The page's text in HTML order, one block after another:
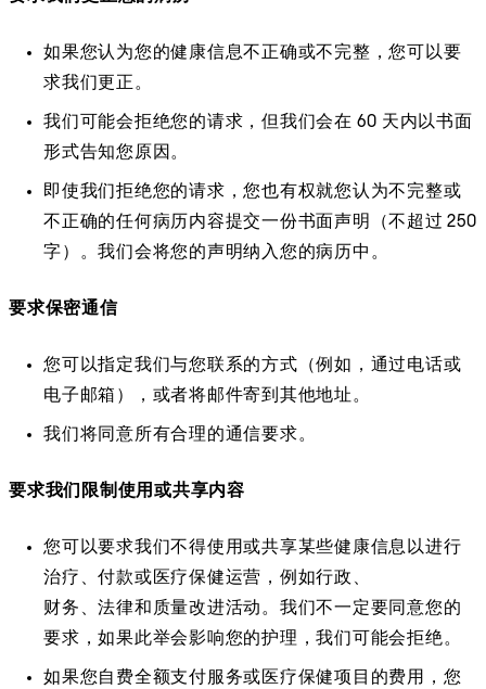
如果您认为您的健康信息不正确或不完整，您可以要
求我们更正。
我们可能会拒绝您的请求，但我们会在 60 天内以书面
形式告知您原因。
即使我们拒绝您的请求，您也有权就您认为不完整或
不正确的任何病历内容提交一份书面声明（不超过 250
字）。我们会将您的声明纳入您的病历中。
要求保密通信
您可以指定我们与您联系的方式（例如，通过电话或
电子邮箱），或者将邮件寄到其他地址。
我们将同意所有合理的通信要求。
要求我们限制使用或共享内容
您可以要求我们不得使用或共享某些健康信息以进行
治疗、付款或医疗保健运营，例如行政、
财务、法律和质量改进活动。我们不一定要同意您的
要求，如果此举会影响您的护理，我们可能会拒绝。
如果您自费全额支付服务或医疗保健项目的费用，您